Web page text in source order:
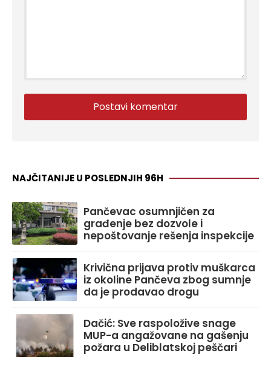
NAJČITANIJE U POSLEDNJIH 96H
Pančevac osumnjičen za
građenje bez dozvole i
nepoštovanje rešenja inspekcije
Krivična prijava protiv muškarca
iz okoline Pančeva zbog sumnje
da je prodavao drogu
Dačić: Sve raspoložive snage
MUP-a angažovane na gašenju
požara u Deliblatskoj peščari